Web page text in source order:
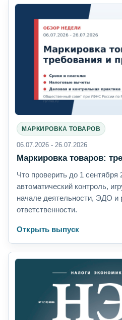
МАРКИРОВКА ТОВАРОВ
06.07.2026 - 26.07.2026
Маркировка товаров:
Что проверить до 1 сентября
автоматический контроль,
начале деятельности, ЭДО и
ответственности.
Открыть выпуск